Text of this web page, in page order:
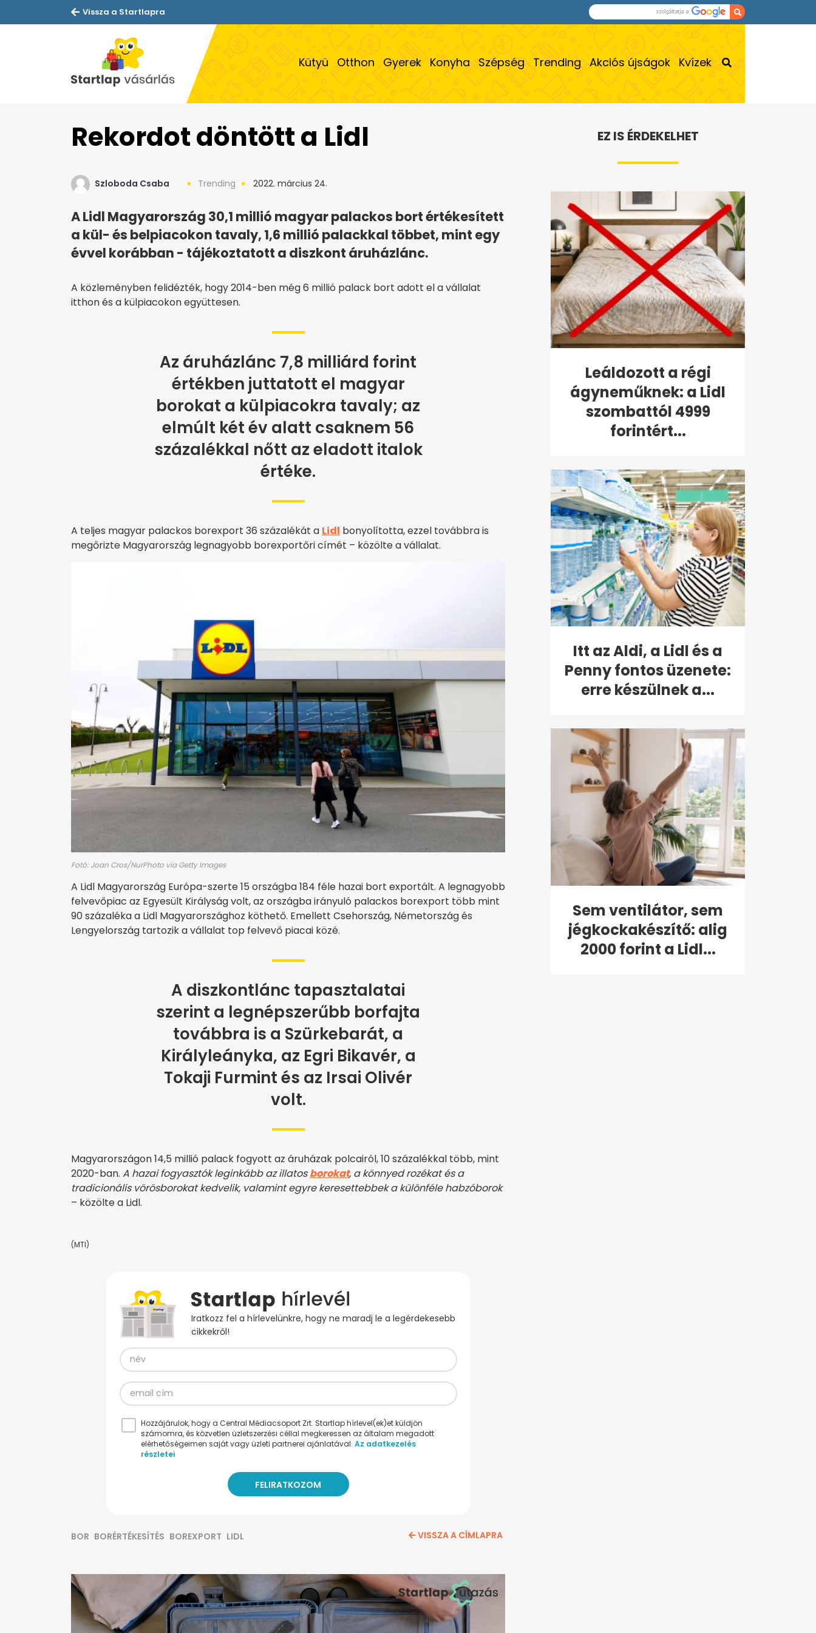
Vissza a Startlapra
Kütyü Otthon Gyerek Konyha Szépség Trending Akciós újságok Kvízek
Rekordot döntött a Lidl
Szloboda Csaba Trending 2022. március 24.
A Lidl Magyarország 30,1 millió magyar palackos bort értékesített
a kül- és belpiacokon tavaly, 1,6 millió palackkal többet, mint egy
évvel korábban - tájékoztatott a diszkont áruházlánc.
A közleményben felidézték, hogy 2014-ben még 6 millió palack bort adott el a vállalat
itthon és a külpiacokon együttesen.
Az áruházlánc 7,8 milliárd forint
értékben juttatott el magyar
borokat a külpiacokra tavaly; az
elmúlt két év alatt csaknem 56
százalékkal nőtt az eladott italok
értéke.
A teljes magyar palackos borexport 36 százalékát a Lidl bonyolította, ezzel továbbra is
megőrizte Magyarország legnagyobb borexportőri címét – közölte a vállalat.
Fotó: Joan Cros/NurPhoto via Getty Images
A Lidl Magyarország Európa-szerte 15 országba 184 féle hazai bort exportált. A legnagyobb
felvevőpiac az Egyesült Királyság volt, az országba irányuló palackos borexport több mint
90 százaléka a Lidl Magyarországhoz köthető. Emellett Csehország, Németország és
Lengyelország tartozik a vállalat top felvevő piacai közé.
A diszkontlánc tapasztalatai
szerint a legnépszerűbb borfajta
továbbra is a Szürkebarát, a
Királyleányka, az Egri Bikavér, a
Tokaji Furmint és az Irsai Olivér
volt.
Magyarországon 14,5 millió palack fogyott az áruházak polcairól, 10 százalékkal több, mint
2020-ban. A hazai fogyasztók leginkább az illatosborokat, a könnyed rozékat és a
tradicionális vörösborokat kedvelik, valamint egyre keresettebbek a különféle habzóborok
– közölte a Lidl.
(MTI)
Iratkozz fel a hírlevelünkre, hogy ne maradj le a legérdekesebb
cikkekről!
Hozzájárulok, hogy a Central Médiacsoport Zrt. Startlap hírlevel(ek)et küldjön
számomra, és közvetlen üzletszerzési céllal megkeressen az általam megadott
elérhetőségeimen saját vagy üzleti partnerei ajánlatával. Az adatkezelés
részletei
BOR BORÉRTÉKESÍTÉS BOREXPORT LIDL VISSZA A CÍMLAPRA
EZ IS ÉRDEKELHET
Leáldozott a régi
ágyneműknek: a Lidl
szombattól 4999
forintért...
Itt az Aldi, a Lidl és a
Penny fontos üzenete:
erre készülnek a...
Sem ventilátor, sem
jégkockakészítő: alig
2000 forint a Lidl...